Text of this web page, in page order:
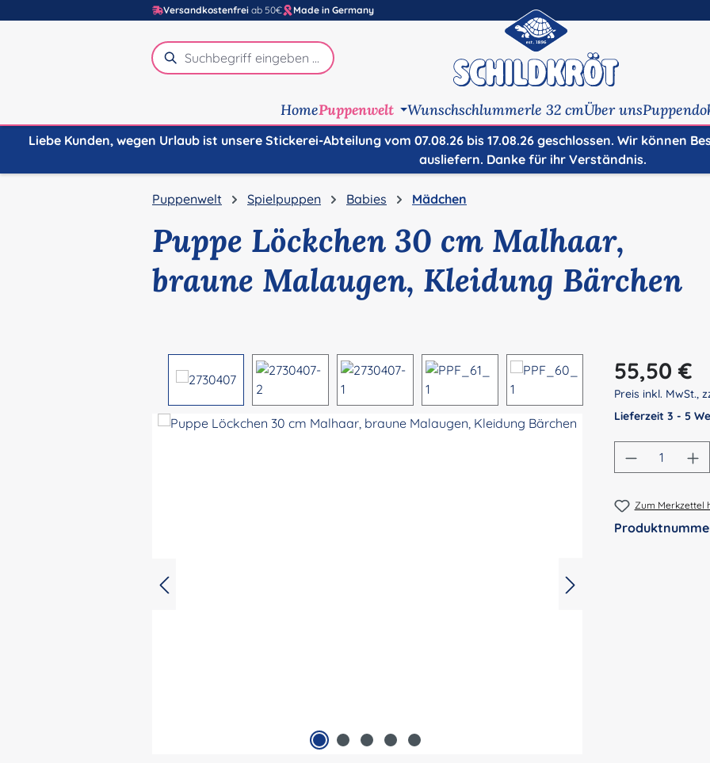
Hauptinhalt springen
Zur Suche springen
Zur Hauptnavigation springen
Versandkostenfrei ab 50€ Made in Germany
HomePuppenwelt Wunschschlummerle 32 cmÜber uns
Liebe Kunden, wegen Urlaub ist unsere Stickerei-Abteilung vom 07.08.26 bis 17.08.26 geschlossen. Wir können
ausliefern. Danke für ihr Verständnis.
Puppenwelt Spielpuppen Babies Mädchen
Puppe Löckchen 30 cm Malhaar,
braune Malaugen, Kleidung Bärchen
Regulärer Preis:
55,50 €
Preis inkl. MwSt.,
Lieferzeit 3 - 5
Produkt
Zum Merkzettel